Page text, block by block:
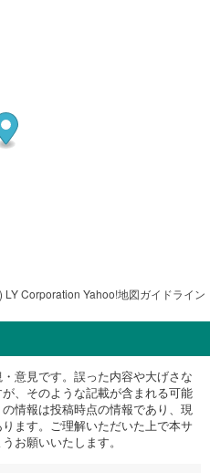
LY Corporation Yahoo!地図ガイドライン
意見です。誤った内容や大げさな
、そのような記載が含まれる可能
情報は投稿時点の情報であり、現
ます。ご理解いただいた上で本サ
お願いいたします。